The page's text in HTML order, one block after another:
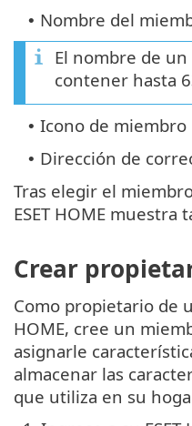
• Nombre del
El nombre de
contener hasta
• Icono de miembro
• Dirección de
Tras elegir el
ESET HOME muestra
Crear
Como propietario de
HOME, cree un
asignarle
almacenar las
que utiliza en su